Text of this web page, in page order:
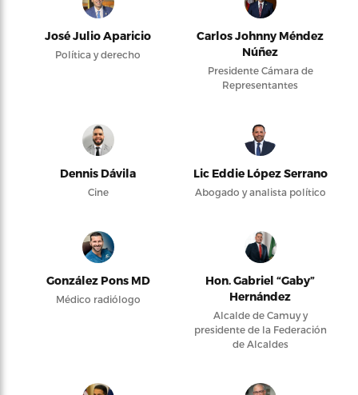
José Julio Aparicio
Política y derecho
Carlos Johnny Méndez
Núñez
Presidente Cámara de
Representantes
Dennis Dávila
Cine
Lic Eddie López Serrano
Abogado y analista político
González Pons MD
Médico radiólogo
Hon. Gabriel “Gaby”
Hernández
Alcalde de Camuy y
presidente de la Federación
de Alcaldes